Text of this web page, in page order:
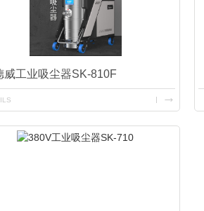
威工业吸尘器SK-810F